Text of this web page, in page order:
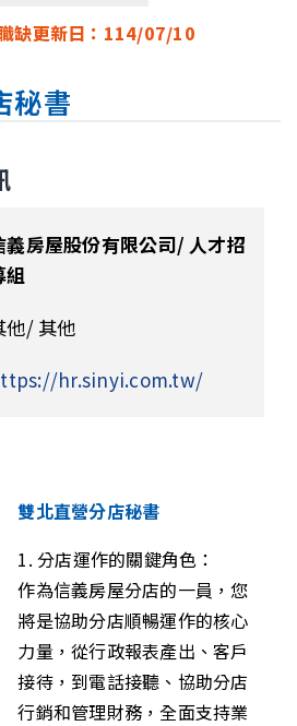
缺更新日： 114/07/10
秘書
義房屋股份有限公司/ 人才招
組
他/ 其他
hr.sinyi.com.tw/
雙北直營分店秘書
1. 分店運作的關鍵角色：
作為信義房屋分店的一員，您
將是協助分店順暢運作的核心
力量，從行政報表產出、客戶
接待，到電話接聽、協助分店
行銷和管理財務，全面支持業